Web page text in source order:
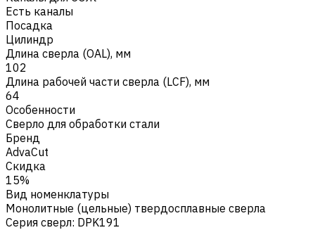
Есть каналы
Посадка
Цилиндр
Длина сверла (OAL), мм
102
Длина рабочей части сверла (LCF), мм
64
Особенности
Сверло для обработки стали
Бренд
AdvaCut
Скидка
15%
Вид номенклатуры
Монолитные (цельные) твердосплавные сверла
Серия сверл: DPK191